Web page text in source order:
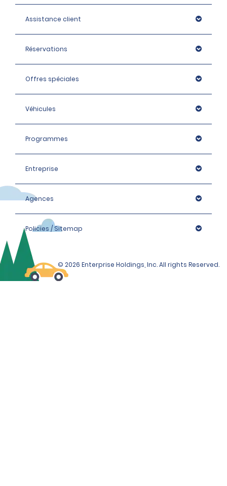
Assistance client
Réservations
Offres spéciales
Véhicules
Programmes
Entreprise
Agences
Policies / Sitemap
© 2026 Enterprise Holdings, Inc. All rights Reserved.